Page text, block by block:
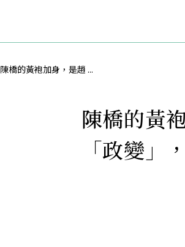
陳橋的黃袍加身，是趙 ...
陳橋的黃
「政變」